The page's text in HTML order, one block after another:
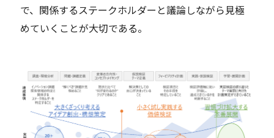
で、関係するステークホルダーと議論しながら見極
めていくことが大切である。